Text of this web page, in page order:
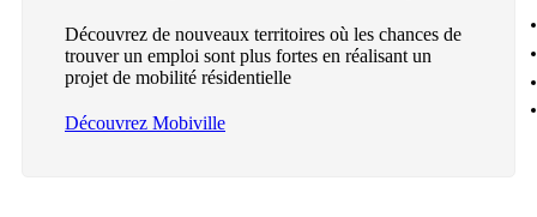
Découvrez de nouveaux territoires où les chances de
trouver un emploi sont plus fortes en réalisant un
projet de mobilité résidentielle
Découvrez Mobiville